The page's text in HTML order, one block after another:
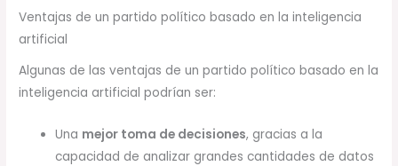
Ventajas de un partido político basado en la inteligencia
artificial
Algunas de las ventajas de un partido político basado en la
inteligencia artificial podrían ser:
Una mejor toma de decisiones, gracias a la
capacidad de analizar grandes cantidades de datos